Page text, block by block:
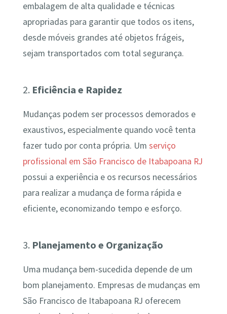
embalagem de alta qualidade e técnicas
apropriadas para garantir que todos os itens,
desde móveis grandes até objetos frágeis,
sejam transportados com total segurança.
2. Eficiência e Rapidez
Mudanças podem ser processos demorados e
exaustivos, especialmente quando você tenta
fazer tudo por conta própria. Um serviço
profissional em São Francisco de Itabapoana RJ
possui a experiência e os recursos necessários
para realizar a mudança de forma rápida e
eficiente, economizando tempo e esforço.
3. Planejamento e Organização
Uma mudança bem-sucedida depende de um
bom planejamento. Empresas de mudanças em
São Francisco de Itabapoana RJ oferecem